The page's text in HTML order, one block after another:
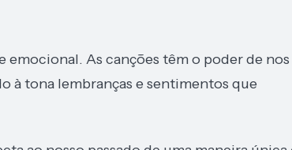
As canções têm o poder de nos
à tona lembranças e sentimentos que